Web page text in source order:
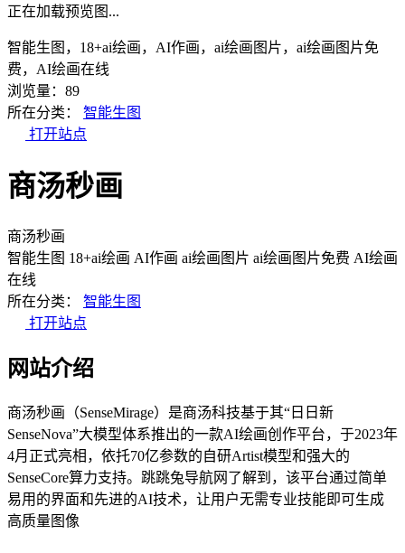
正在加载预览图...
智能生图，18+ai绘画，AI作画，ai绘画图片，ai绘画图片免
费，AI绘画在线
浏览量：89
所在分类：
智能生图
打开站点
商汤秒画
商汤秒画
智能生图 18+ai绘画 AI作画 ai绘画图片 ai绘画图片免费 AI绘画
在线
所在分类：
智能生图
打开站点
网站介绍
商汤秒画（SenseMirage）是商汤科技基于其“日日新
SenseNova”大模型体系推出的一款AI绘画创作平台，于2023年
4月正式亮相，依托70亿参数的自研Artist模型和强大的
SenseCore算力支持。跳跳兔导航网了解到，该平台通过简单
易用的界面和先进的AI技术，让用户无需专业技能即可生成
高质量图像